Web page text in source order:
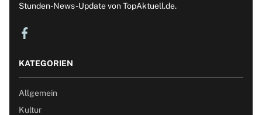
Stunden-News-Update von TopAktuell.de.
KATEGORIEN
Allgemein
Kultur